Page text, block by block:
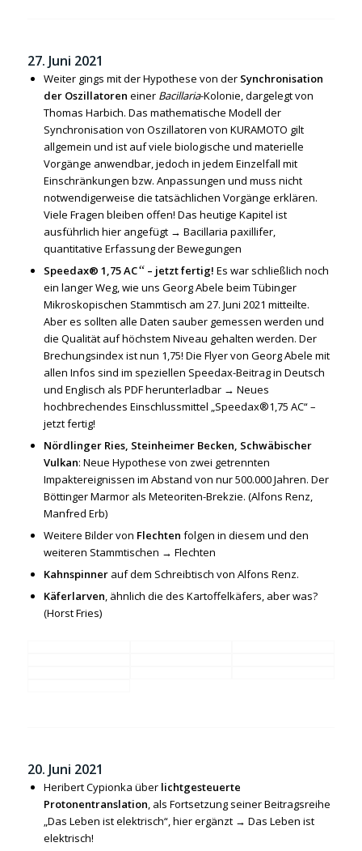
27. Juni 2021
Weiter gings mit der Hypothese von der Synchronisation
der Oszillatoren einer Bacillaria-Kolonie, dargelegt von
Thomas Harbich. Das mathematische Modell der
Synchronisation von Oszillatoren von KURAMOTO gilt
allgemein und ist auf viele biologische und materielle
Vorgänge anwendbar, jedoch in jedem Einzelfall mit
Einschränkungen bzw. Anpassungen und muss nicht
notwendigerweise die tatsächlichen Vorgänge erklären.
Viele Fragen bleiben offen! Das heutige Kapitel ist
ausführlich hier angefügt → Bacillaria paxillifer,
quantitative Erfassung der Bewegungen
Speedax® 1,75 AC“– jetzt fertig! Es war schließlich noch
ein langer Weg, wie uns Georg Abele beim Tübinger
Mikroskopischen Stammtisch am 27. Juni 2021 mitteilte.
Aber es sollten alle Daten sauber gemessen werden und
die Qualität auf höchstem Niveau gehalten werden. Der
Brechungsindex ist nun 1,75! Die Flyer von Georg Abele mit
allen Infos sind im speziellen Speedax-Beitrag in Deutsch
und Englisch als PDF herunterladbar → Neues
hochbrechendes Einschlussmittel „Speedax®1,75 AC“ –
jetzt fertig!
Nördlinger Ries, Steinheimer Becken, Schwäbischer
Vulkan: Neue Hypothese von zwei getrennten
Impaktereignissen im Abstand von nur 500.000 Jahren. Der
Böttinger Marmor als Meteoriten-Brekzie. (Alfons Renz,
Manfred Erb)
Weitere Bilder von Flechten folgen in diesem und den
weiteren Stammtischen → Flechten
Kahnspinnerauf dem Schreibtisch von Alfons Renz.
Käferlarven, ähnlich die des Kartoffelkäfers, aber was?
(Horst Fries)
20. Juni 2021
Heribert Cypionka über lichtgesteuerte
Protonentranslation, als Fortsetzung seiner Beitragsreihe
„Das Leben ist elektrisch“, hier ergänzt → Das Leben ist
elektrisch!